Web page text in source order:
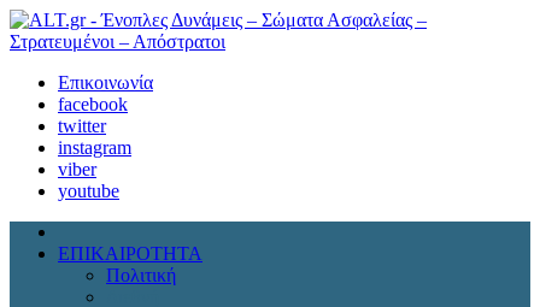
Επικοινωνία
facebook
twitter
instagram
viber
youtube
ΕΠΙΚΑΙΡΟΤΗΤΑ
Πολιτική